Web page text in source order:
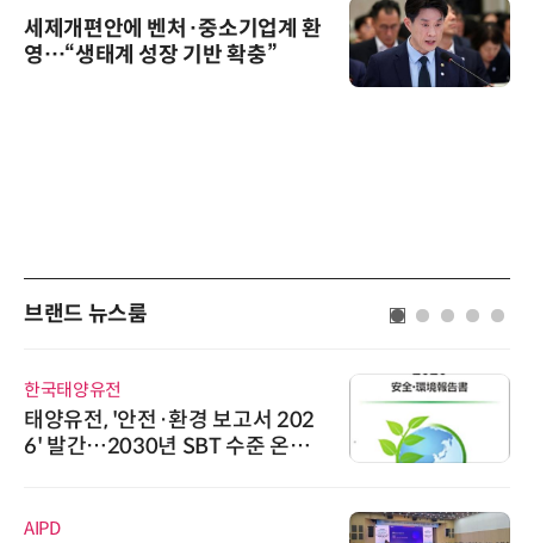
세제개편안에 벤처·중소기업계 환
영…“생태계 성장 기반 확충”
브랜드 뉴스룸
한국태양유전
태양유전, '안전·환경 보고서 202
6' 발간…2030년 SBT 수준 온실
AIPD